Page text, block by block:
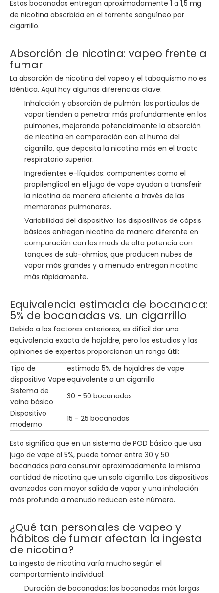
Estas bocanadas entregan aproximadamente 1 a 1,5 mg
de nicotina absorbida en el torrente sanguíneo por
cigarrillo.
Absorción de nicotina: vapeo frente a
fumar
La absorción de nicotina del vapeo y el tabaquismo no es
idéntica. Aquí hay algunas diferencias clave:
Inhalación y absorción de pulmón: las partículas de
vapor tienden a penetrar más profundamente en los
pulmones, mejorando potencialmente la absorción
de nicotina en comparación con el humo del
cigarrillo, que deposita la nicotina más en el tracto
respiratorio superior.
Ingredientes e-líquidos: componentes como el
propilenglicol en el jugo de vape ayudan a transferir
la nicotina de manera eficiente a través de las
membranas pulmonares.
Variabilidad del dispositivo: los dispositivos de cápsis
básicos entregan nicotina de manera diferente en
comparación con los mods de alta potencia con
tanques de sub-ohmios, que producen nubes de
vapor más grandes y a menudo entregan nicotina
más rápidamente.
Equivalencia estimada de bocanada:
5% de bocanadas vs. un cigarrillo
Debido a los factores anteriores, es difícil dar una
equivalencia exacta de hojaldre, pero los estudios y las
opiniones de expertos proporcionan un rango útil:
Tipo de
dispositivo Vape
estimado 5% de hojaldres de vape
equivalente a un cigarrillo
Sistema de
vaina básico
30 - 50 bocanadas
Dispositivo
moderno
15 - 25 bocanadas
Esto significa que en un sistema de POD básico que usa
jugo de vape al 5%, puede tomar entre 30 y 50
bocanadas para consumir aproximadamente la misma
cantidad de nicotina que un solo cigarrillo. Los dispositivos
avanzados con mayor salida de vapor y una inhalación
más profunda a menudo reducen este número.
¿Qué tan personales de vapeo y
hábitos de fumar afectan la ingesta
de nicotina?
La ingesta de nicotina varía mucho según el
comportamiento individual:
Duración de bocanadas: las bocanadas más largas